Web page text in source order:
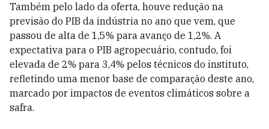
Também pelo lado da oferta, houve redução na
previsão do PIB da indústria no ano que vem, que
passou de alta de 1,5% para avanço de 1,2%. A
expectativa para o PIB agropecuário, contudo, foi
elevada de 2% para 3,4% pelos técnicos do instituto,
refletindo uma menor base de comparação deste ano,
marcado por impactos de eventos climáticos sobre a
safra.